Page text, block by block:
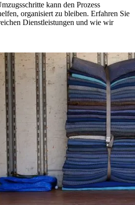
kann den Prozess
organisiert zu bleiben. Erfahren Sie
Dienstleistungen und wie wir